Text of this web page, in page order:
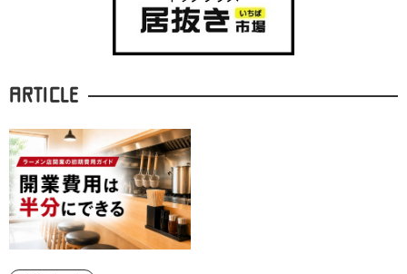
ARTICLE